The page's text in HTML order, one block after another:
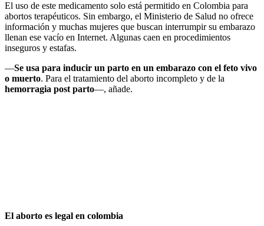
El uso de este medicamento solo está permitido en Colombia para
abortos terapéuticos. Sin embargo, el Ministerio de Salud no ofrece
información y muchas mujeres que buscan interrumpir su embarazo
llenan ese vacío en Internet. Algunas caen en procedimientos
inseguros y estafas.
—Se usa para inducir un parto en un embarazo con el feto vivo
o muerto. Para el tratamiento del aborto incompleto y de la
hemorragia post parto—, añade.
El aborto es legal en colombia